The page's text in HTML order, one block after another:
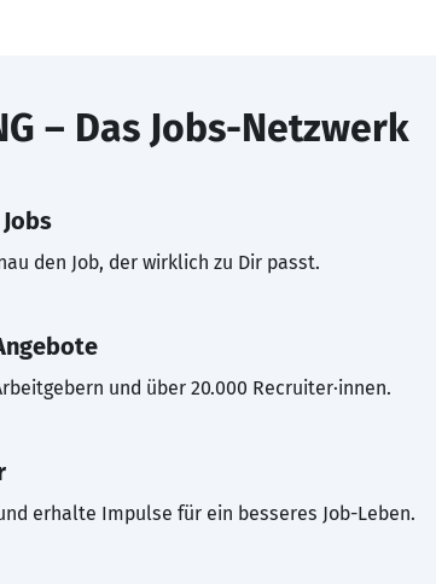
– Das Jobs-Netzwerk
den Job, der wirklich zu Dir passt.
und über 20.000 Recruiter·innen.
erhalte Impulse für ein besseres Job-Leben.